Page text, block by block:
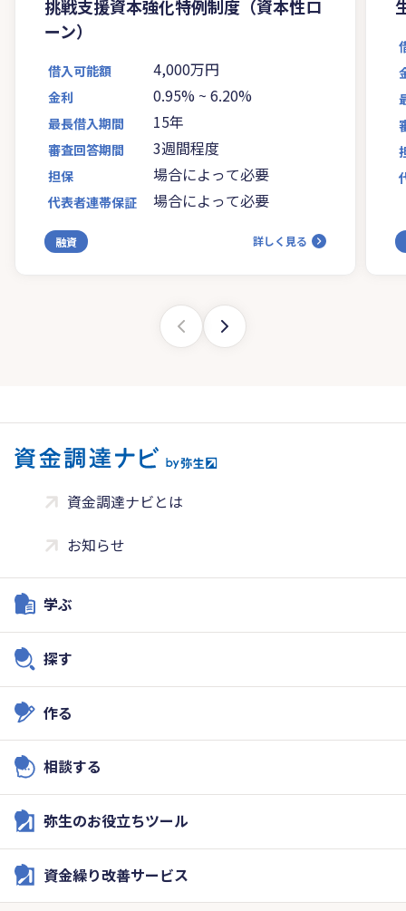
挑戦支援資本強化特例制度（資本性ロ
ーン）
借入可能額 4,000万円
金利 0.95% ~ 6.20%
最長借入期間 15年
審査回答期間 3週間程度
担保 場合によって必要
代表者連帯保証 場合によって必要
融資 詳しく見る
資金調達ナビとは
お知らせ
学ぶ
探す
作る
相談する
弥生のお役立ちツール
資金繰り改善サービス